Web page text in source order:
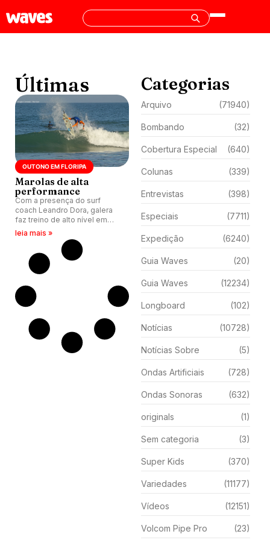
Últimas
OUTONO EM FLORIPA
Marolas de alta
performance
Com a presença do surf
coach Leandro Dora, galera
faz treino de alto nível em
Floripa (SC), com filmagem de
Douglas Cominski.
leia mais »
Categorias
Arquivo (71940)
Bombando (32)
Cobertura Especial (640)
Colunas (339)
Entrevistas (398)
Especiais (7711)
Expedição (6240)
Guia Waves (20)
Guia Waves (12234)
Longboard (102)
Notícias (10728)
Notícias Sobre (5)
Ondas Artificiais (728)
Ondas Sonoras (632)
originals (1)
Sem categoria (3)
Super Kids (370)
Variedades (11177)
Vídeos (12151)
Volcom Pipe Pro (23)